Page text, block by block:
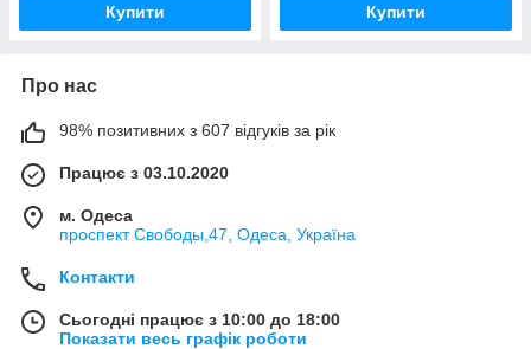
Купити Купити
Про нас
98% позитивних з 607 відгуків за рік
Працює з 03.10.2020
м. Одеса
проспект Свободы,47, Одеса, Україна
Контакти
Сьогодні працює з 10:00 до 18:00
Показати весь графік роботи